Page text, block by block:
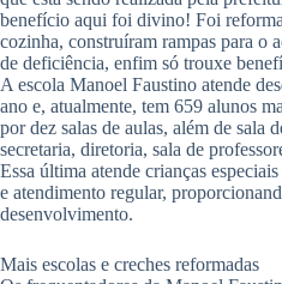
benefício aqui foi divino! Foi
cozinha, construíram rampas para o
de deficiência, enfim só trouxe
A escola Manoel Faustino atende
ano e, atualmente, tem 659 alunos
por dez salas de aulas, além de sala
secretaria, diretoria, sala de
Essa última atende crianças
e atendimento regular,
desenvolvimento.
Mais escolas e creches reformadas